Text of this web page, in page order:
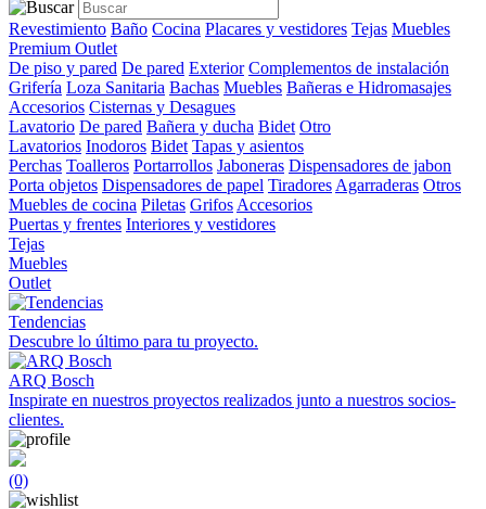
Revestimiento Baño Cocina Placares y vestidores Tejas Muebles
Premium Outlet
De piso y pared De pared Exterior Complementos de instalación
Grifería Loza Sanitaria Bachas Muebles Bañeras e Hidromasajes
Accesorios Cisternas y Desagues
Lavatorio De pared Bañera y ducha Bidet Otro
Lavatorios Inodoros Bidet Tapas y asientos
Perchas Toalleros Portarrollos Jaboneras Dispensadores de jabon
Porta objetos Dispensadores de papel Tiradores Agarraderas Otros
Muebles de cocina Piletas Grifos Accesorios
Puertas y frentes Interiores y vestidores
Tejas
Muebles
Outlet
Tendencias
Descubre lo último para tu proyecto.
ARQ Bosch
Inspirate en nuestros proyectos realizados junto a nuestros socios-
clientes.
(0)